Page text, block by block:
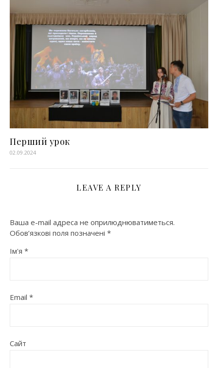
Перший урок
02.09.2024
LEAVE A REPLY
Ваша e-mail адреса не оприлюднюватиметься.
Обов’язкові поля позначені *
Ім'я *
Email *
Сайт